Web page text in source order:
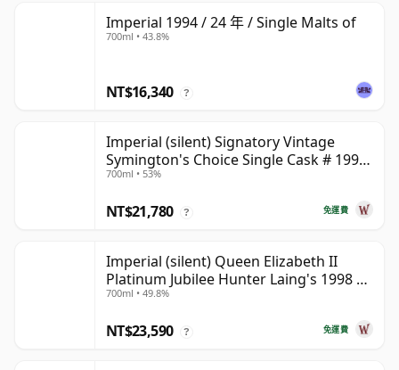
Imperial 1994 / 24 年 / Single Malts of
700ml • 43.8%
NT$16,340 ?
Imperial (silent) Signatory Vintage
Symington's Choice Single Cask # 1995
30 年
700ml • 53%
免運費
NT$21,780 ?
Imperial (silent) Queen Elizabeth II
Platinum Jubilee Hunter Laing's 1998 23
年
700ml • 49.8%
免運費
NT$23,590 ?